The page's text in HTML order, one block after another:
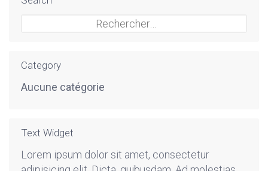
Category
Aucune catégorie
Text Widget
Lorem ipsum dolor sit amet, consectetur